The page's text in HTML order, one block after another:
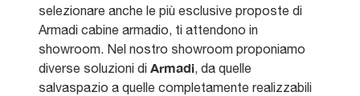
selezionare anche le più esclusive proposte di
Armadi cabine armadio, ti attendono in
showroom. Nel nostro showroom proponiamo
diverse soluzioni di Armadi, da quelle
salvaspazio a quelle completamente realizzabili